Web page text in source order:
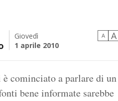
Giovedì
1 aprile 2010
A A
cominciato a parlare di un
bene informate sarebbe